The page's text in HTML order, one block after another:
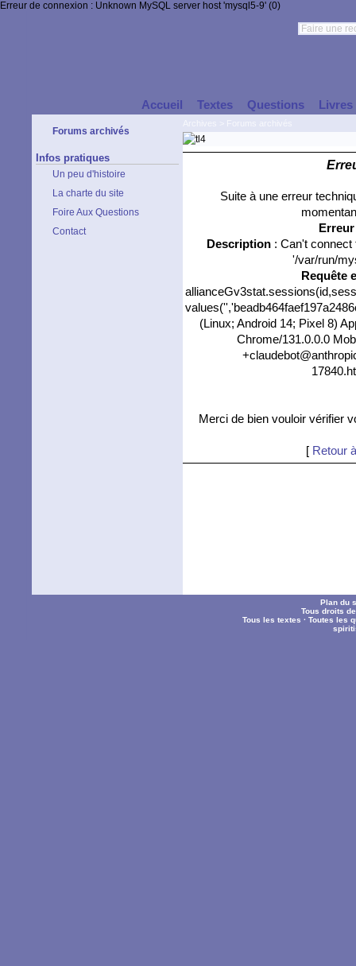
Erreur de connexion : Unknown MySQL server host 'mysql5-9' (0)
Accueil Textes Questions Livres
Forums archivés
Infos pratiques
Un peu d'histoire
La charte du site
Foire Aux Questions
Contact
Suite à une erreur
Description: Can't connect
'/var/run/
Requête
(Linux; Android 14; Pixel 8)
Chrome/131.0.0.0
Merci de bien vouloir vérifier
[ Retour
Plan du
Tous droits
Tous les textes ·Toutes les